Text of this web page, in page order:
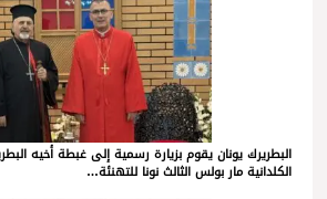
البطريرك يونان يقوم بزيارة رسمية إلى غبطة أخيه
الكلدانية مار بولس الثالث نونا للتهنئة…